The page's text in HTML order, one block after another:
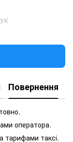
Повернення
оператора.
тарифами таксі.